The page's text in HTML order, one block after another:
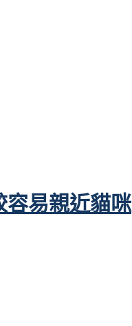
容易親近貓咪